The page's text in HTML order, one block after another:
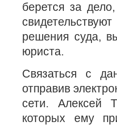
берется за
решения суда,
юриста.
Связаться с
отправив
сети. Алексей
которых ему